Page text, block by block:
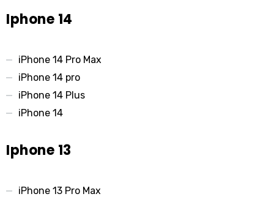
Iphone 14
iPhone 14 Pro Max
iPhone 14 pro
iPhone 14 Plus
iPhone 14
Iphone 13
iPhone 13 Pro Max